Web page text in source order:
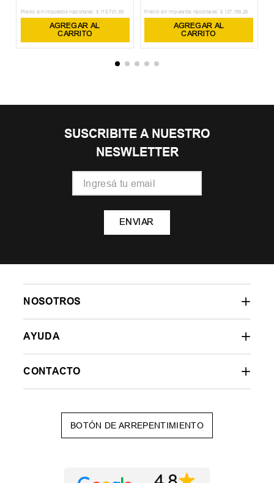
Precio sin impuestos nacionales: $ 115.701 65
AGREGAR AL
CARRITO
Precio sin impuestos nacionales: $ 137 189 26
AGREGAR AL
CARRITO
SUSCRIBITE A NUESTRO
NESWLETTER
ENVIAR
NOSOTROS
AYUDA
CONTACTO
BOTÓN DE ARREPENTIMIENTO